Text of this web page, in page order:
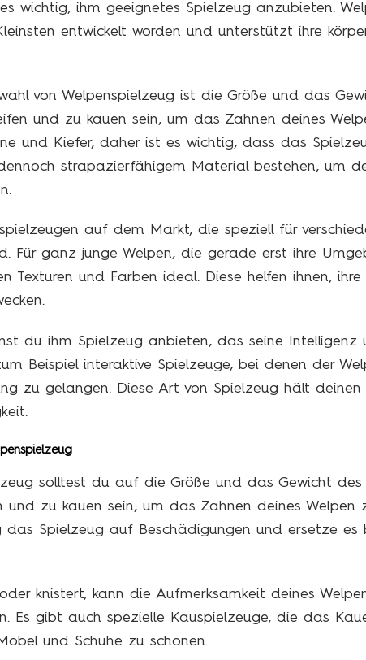
wichtig, ihm geeignetes Spielzeug anzubieten.
entwickelt worden und unterstützt ihre
von Welpenspielzeug ist die Größe und das
und zu kauen sein, um das Zahnen deines
und Kiefer, daher ist es wichtig, dass das
strapazierfähigem Material bestehen, um
auf dem Markt, die speziell für
Für ganz junge Welpen, die gerade erst ihre
Texturen und Farben ideal. Diese helfen ihnen, ihre
du ihm Spielzeug anbieten, das seine Intelligenz
Beispiel interaktive Spielzeuge, bei denen der
zu gelangen. Diese Art von Spielzeug hält deinen
solltest du auf die Größe und das Gewicht des
zu kauen sein, um das Zahnen deines Welpen
das Spielzeug auf Beschädigungen und ersetze es
knistert, kann die Aufmerksamkeit deines
Es gibt auch spezielle Kauspielzeuge, die das
und Schuhe zu schonen.